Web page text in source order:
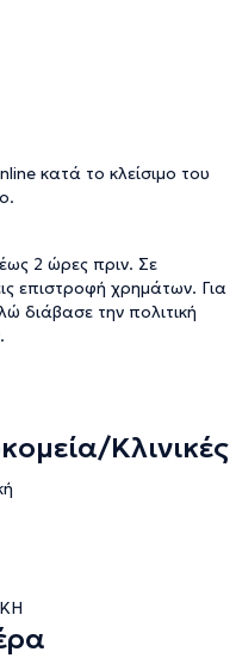
κατά το κλείσιμο του
2 ώρες πριν. Σε
επιστροφή χρημάτων. Για
διάβασε την πολιτική
.
Κλινικές